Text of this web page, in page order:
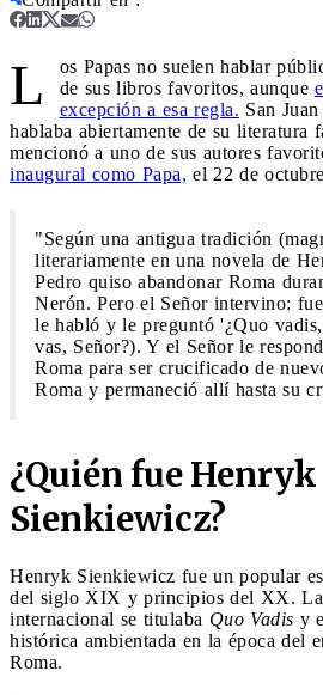
L
os Papas no suelen hablar
de sus libros favoritos, aunque
excepción a esa regla. San
hablaba abiertamente de su literatura
mencionó a uno de sus autores
inaugural como Papa, el 22 de
"Según una antigua tradición
literariamente en una novela de
Pedro quiso abandonar Roma
Nerón. Pero el Señor intervino:
le habló y le preguntó '¿Quo
vas, Señor?). Y el Señor le
Roma para ser crucificado de
Roma y permaneció allí hasta su
¿Quién fue Henryk
Sienkiewicz?
Henryk Sienkiewicz fue un popular
del siglo XIX y principios del XX. La
internacional se titulaba Quo Vadis y
histórica ambientada en la época del
Roma.